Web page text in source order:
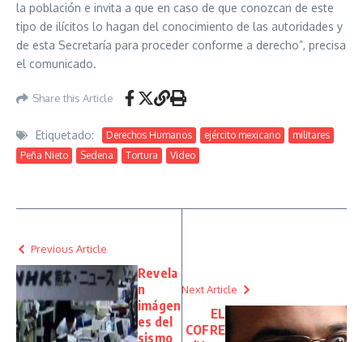
la población e invita a que en caso de que conozcan de este
tipo de ilícitos lo hagan del conocimiento de las autoridades y
de esta Secretaría para proceder conforme a derecho”, precisa
el comunicado.
Share this Article
Etiquetado: Derechos Humanos ejército mexicano
militares
Peña Nieto
Sedena Tortura Video
Previous Article
Revela
n
imágen
es del
sismo
Next Article
EL
COFRE